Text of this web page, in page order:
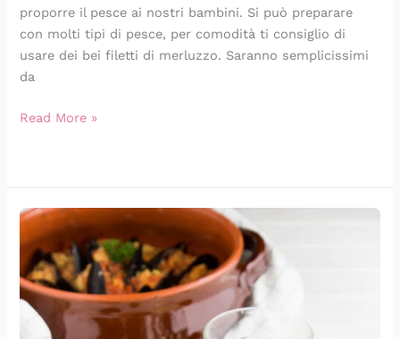
proporre il pesce ai nostri bambini. Si può preparare
con molti tipi di pesce, per comodità ti consiglio di
usare dei bei filetti di merluzzo. Saranno semplicissimi
da
Read More »
Muscoli
ripieni
(cozze
ripiene)
alla
spezzina